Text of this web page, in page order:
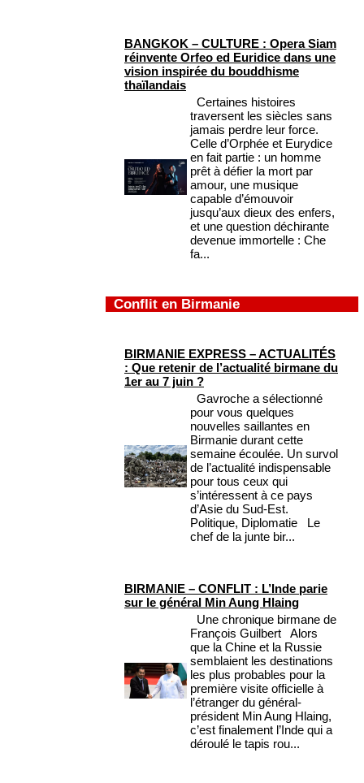
BANGKOK – CULTURE : Opera Siam
réinvente Orfeo ed Euridice dans une
vision inspirée du bouddhisme
thaïlandais
Certaines histoires
traversent les siècles sans
jamais perdre leur force.
Celle d’Orphée et Eurydice
en fait partie : un homme
prêt à défier la mort par
amour, une musique
capable d’émouvoir
jusqu’aux dieux des enfers,
et une question déchirante
devenue immortelle : Che
fa...
Conflit en Birmanie
BIRMANIE EXPRESS – ACTUALITÉS
: Que retenir de l’actualité birmane du
1er au 7 juin ?
Gavroche a sélectionné
pour vous quelques
nouvelles saillantes en
Birmanie durant cette
semaine écoulée. Un survol
de l’actualité indispensable
pour tous ceux qui
s’intéressent à ce pays
d’Asie du Sud-Est.
Politique, Diplomatie Le
chef de la junte bir...
BIRMANIE – CONFLIT : L’Inde parie
sur le général Min Aung Hlaing
Une chronique birmane de
François Guilbert Alors
que la Chine et la Russie
semblaient les destinations
les plus probables pour la
première visite officielle à
l’étranger du général-
président Min Aung Hlaing,
c’est finalement l’Inde qui a
déroulé le tapis rou...